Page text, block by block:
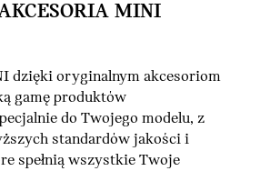
MINI
dzięki oryginalnym akcesoriom
gamę produktów
do Twojego modelu, z
standardów jakości i
spełnią wszystkie Twoje